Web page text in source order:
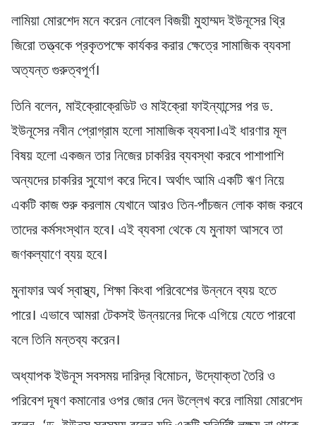
লামিয়া মোরশেদ মনে করেন নোবেল বিজয়ী মুহাম্মদ ইউনূসের থ্রি
জিরো তত্ত্বকে প্রকৃতপক্ষে কার্যকর করার ক্ষেত্রে সামাজিক ব্যবসা
অত্যন্ত গুরুত্বপূর্ণ।
তিনি বলেন, মাইক্রোক্রেডিট ও মাইক্রো ফাইন্যান্সের পর ড.
ইউনূসের নবীন প্রোগ্রাম হলো সামাজিক ব্যবসা।এই ধারণার মূল
বিষয় হলো একজন তার নিজের চাকরির ব্যবস্থা করবে পাশাপাশি
অন্যদের চাকরির সুযোগ করে দিবে। অর্থাৎ আমি একটি ঋণ নিয়ে
একটি কাজ শুরু করলাম যেখানে আরও তিন-পাঁচজন লোক কাজ করবে
তাদের কর্মসংস্থান হবে। এই ব্যবসা থেকে যে মুনাফা আসবে তা
জণকল্যাণে ব্যয় হবে।
মুনাফার অর্থ স্বাস্থ্য, শিক্ষা কিংবা পরিবেশের উন্ননে ব্যয় হতে
পারে। এভাবে আমরা টেকসই উন্নয়নের দিকে এগিয়ে যেতে পারবো
বলে তিনি মন্তব্য করেন।
অধ্যাপক ইউনূস সবসময় দারিদ্র বিমোচন, উদ্যোক্তা তৈরি ও
পরিবেশ দূষণ কমানোর ওপর জোর দেন উল্লেখ করে লামিয়া মোরশেদ